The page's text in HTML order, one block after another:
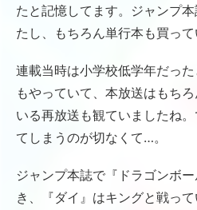
たと記憶してます。ジャンプ
たし、もちろん単行本も買って
連載当時は小学校低学年だっ
もやっていて、本放送はもち
いる再放送も観ていましたね
てしまうのが切なくて…。
ジャンプ本誌で『ドラゴンボ
き、『ダイ』はキングと戦っ